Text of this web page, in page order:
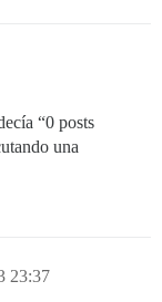
“0 posts
una
23:37